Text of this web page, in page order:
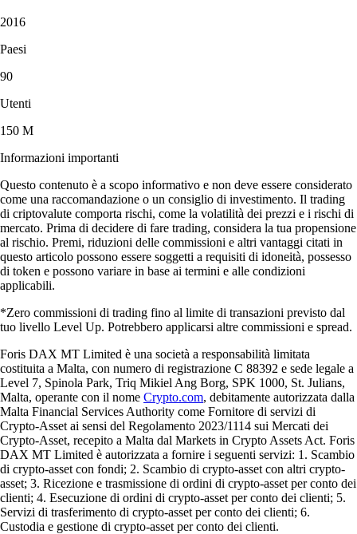
2016
Paesi
90
Utenti
150 M
Informazioni importanti
Questo contenuto è a scopo informativo e non deve essere considerato
come una raccomandazione o un consiglio di investimento. Il trading
di criptovalute comporta rischi, come la volatilità dei prezzi e i rischi di
mercato. Prima di decidere di fare trading, considera la tua propensione
al rischio. Premi, riduzioni delle commissioni e altri vantaggi citati in
questo articolo possono essere soggetti a requisiti di idoneità, possesso
di token e possono variare in base ai termini e alle condizioni
applicabili.
*Zero commissioni di trading fino al limite di transazioni previsto dal
tuo livello Level Up. Potrebbero applicarsi altre commissioni e spread.
Foris DAX MT Limited è una società a responsabilità limitata
costituita a Malta, con numero di registrazione C 88392 e sede legale a
Level 7, Spinola Park, Triq Mikiel Ang Borg, SPK 1000, St. Julians,
Malta, operante con il nome Crypto.com, debitamente autorizzata dalla
Malta Financial Services Authority come Fornitore di servizi di
Crypto-Asset ai sensi del Regolamento 2023/1114 sui Mercati dei
Crypto-Asset, recepito a Malta dal Markets in Crypto Assets Act. Foris
DAX MT Limited è autorizzata a fornire i seguenti servizi: 1. Scambio
di crypto-asset con fondi; 2. Scambio di crypto-asset con altri crypto-
asset; 3. Ricezione e trasmissione di ordini di crypto-asset per conto dei
clienti; 4. Esecuzione di ordini di crypto-asset per conto dei clienti; 5.
Servizi di trasferimento di crypto-asset per conto dei clienti; 6.
Custodia e gestione di crypto-asset per conto dei clienti.